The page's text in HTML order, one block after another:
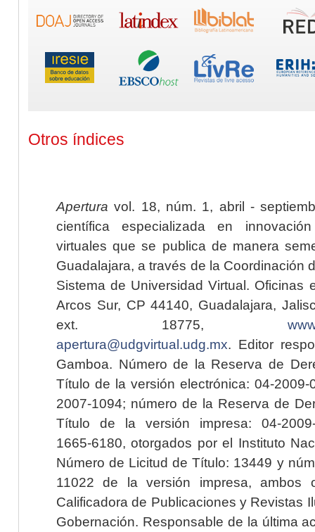
Otros índices
Apertura vol. 18, núm. 1, abril -
científica especializada en
virtuales que se publica de manera
Guadalajara, a través de la Coordinación
Sistema de Universidad Virtual. Oficinas
Arcos Sur, CP 44140, Guadalajara,
ext. 18775,
apertura@udgvirtual.udg.mx. Editor
Gamboa. Número de la Reserva de
Título de la versión electrónica: 04-2009-
2007-1094; número de la Reserva de
Título de la versión impresa: 04-2009-
1665-6180, otorgados por el Instituto
Número de Licitud de Título: 13449 y
11022 de la versión impresa, ambos
Calificadora de Publicaciones y Revistas
Gobernación. Responsable de la última